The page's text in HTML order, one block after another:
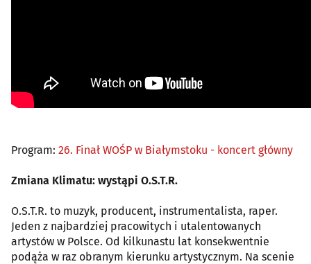
Program: 26. Finał WOŚP w Białymstoku - koncert główny
Zmiana Klimatu: wystąpi O.S.T.R.
O.S.T.R. to muzyk, producent, instrumentalista, raper.
Jeden z najbardziej pracowitych i utalentowanych
artystów w Polsce. Od kilkunastu lat konsekwentnie
podąża w raz obranym kierunku artystycznym. Na scenie